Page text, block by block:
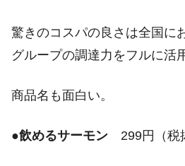
驚きのコスパの良さは全国に
グループの調達力をフルに活
商品名も面白い。
●飲めるサーモン 299円（税